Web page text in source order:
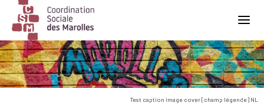
Main Navigation
Test caption image cover [champ légende] NL